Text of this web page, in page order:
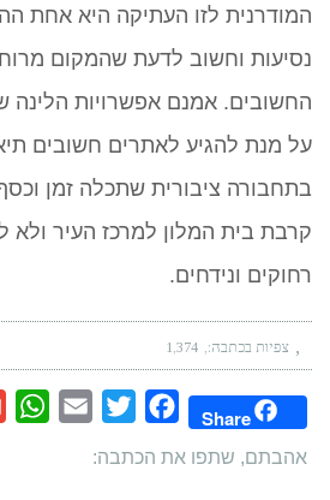
המודרנית לזו העתיקה היא אחת
נסיעות וחשוב לדעת שהמקום
החשובים. אמנם אפשרויות הלינה
על מנת להגיע לאתרים חשובים
בתחבורה ציבורית שתכלה זמן
קרבת בית המלון למרכז העיר
רחוקים ונידחים.
צפיות בכתבה: 1,374
Share
Facebook
Twitter
Email
אהבתם, שתפו את הכתבה: